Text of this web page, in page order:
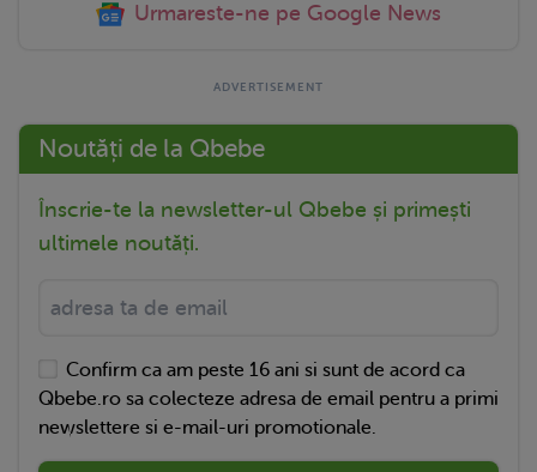
Urmareste-ne pe Google News
Noutăți de la Qbebe
Înscrie-te la newsletter-ul Qbebe și primești
ultimele noutăți.
Confirm ca am peste 16 ani si sunt de acord ca
Qbebe.ro sa colecteze adresa de email pentru a primi
newslettere si e-mail-uri promotionale.